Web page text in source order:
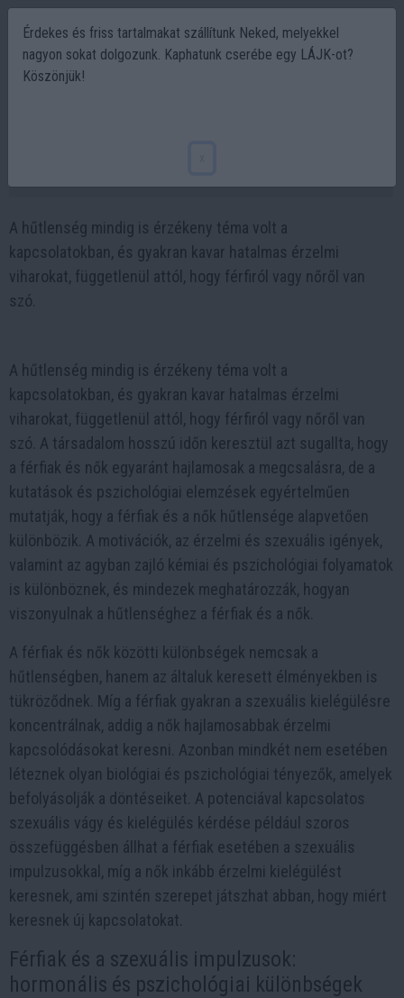
A hűtlenség mindig is érzékeny téma volt a
kapcsolatokban, és gyakran kavar hatalmas érzelmi
viharokat, függetlenül attól, hogy férfiról vagy nőről van
szó.
A hűtlenség mindig is érzékeny téma volt a
kapcsolatokban, és gyakran kavar hatalmas érzelmi
viharokat, függetlenül attól, hogy férfiról vagy nőről van
szó. A társadalom hosszú időn keresztül azt sugallta, hogy
a férfiak és nők egyaránt hajlamosak a megcsalásra, de a
kutatások és pszichológiai elemzések egyértelműen
mutatják, hogy a férfiak és a nők hűtlensége alapvetően
különbözik. A motivációk, az érzelmi és szexuális igények,
valamint az agyban zajló kémiai és pszichológiai folyamatok
is különböznek, és mindezek meghatározzák, hogyan
viszonyulnak a hűtlenséghez a férfiak és a nők.
A férfiak és nők közötti különbségek nemcsak a
hűtlenségben, hanem az általuk keresett élményekben is
tükröződnek. Míg a férfiak gyakran a szexuális kielégülésre
koncentrálnak, addig a nők hajlamosabbak érzelmi
kapcsolódásokat keresni. Azonban mindkét nem esetében
léteznek olyan biológiai és pszichológiai tényezők, amelyek
befolyásolják a döntéseiket. A potenciával kapcsolatos
szexuális vágy és kielégülés kérdése például szoros
összefüggésben állhat a férfiak esetében a szexuális
impulzusokkal, míg a nők inkább érzelmi kielégülést
keresnek, ami szintén szerepet játszhat abban, hogy miért
keresnek új kapcsolatokat.
Férfiak és a szexuális impulzusok:
hormonális és pszichológiai különbségek
Érdekes és friss tartalmakat szállítunk Neked, melyekkel
nagyon sokat dolgozunk. Kaphatunk cserébe egy LÁJK-ot?
Köszönjük!